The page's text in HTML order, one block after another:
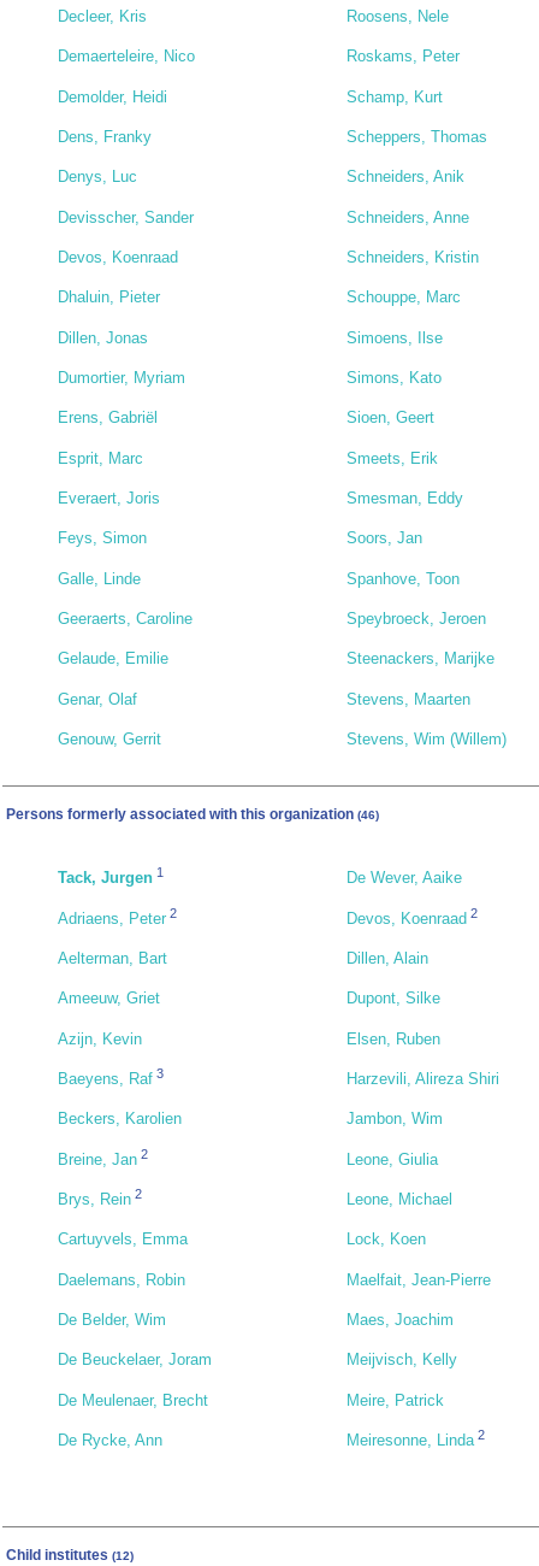
Decleer, Kris
Demaerteleire, Nico
Demolder, Heidi
Dens, Franky
Denys, Luc
Devisscher, Sander
Devos, Koenraad
Dhaluin, Pieter
Dillen, Jonas
Dumortier, Myriam
Erens, Gabriël
Esprit, Marc
Everaert, Joris
Feys, Simon
Galle, Linde
Geeraerts, Caroline
Gelaude, Emilie
Genar, Olaf
Genouw, Gerrit
Roosens, Nele
Roskams, Peter
Schamp, Kurt
Scheppers, Thomas
Schneiders, Anik
Schneiders, Anne
Schneiders, Kristin
Schouppe, Marc
Simoens, Ilse
Simons, Kato
Sioen, Geert
Smeets, Erik
Smesman, Eddy
Soors, Jan
Spanhove, Toon
Speybroeck, Jeroen
Steenackers, Marijke
Stevens, Maarten
Stevens, Wim (Willem)
Persons formerly associated with this organization (46)
Tack, Jurgen 1
Adriaens, Peter 2
Aelterman, Bart
Ameeuw, Griet
Azijn, Kevin
Baeyens, Raf 3
Beckers, Karolien
Breine, Jan 2
Brys, Rein 2
Cartuyvels, Emma
Daelemans, Robin
De Belder, Wim
De Beuckelaer, Joram
De Meulenaer, Brecht
De Rycke, Ann
De Wever, Aaike
Devos, Koenraad 2
Dillen, Alain
Dupont, Silke
Elsen, Ruben
Harzevili, Alireza Shiri
Jambon, Wim
Leone, Giulia
Leone, Michael
Lock, Koen
Maelfait, Jean-Pierre
Maes, Joachim
Meijvisch, Kelly
Meire, Patrick
Meiresonne, Linda 2
Child institutes (12)